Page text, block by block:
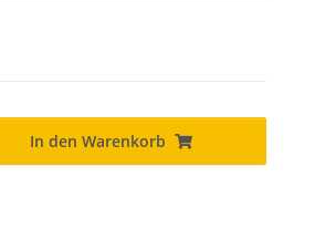
In den Warenkorb